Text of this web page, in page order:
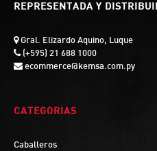
REPRESENTADA Y
Gral. Elizardo Aquino, Luque
(+595) 21 688 1000
ecommerce@kemsa.com.py
CATEGORIAS
Caballeros